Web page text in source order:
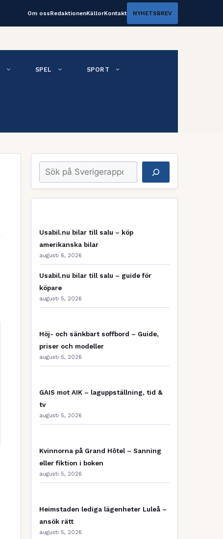
Om ossRedaktionenKällorKontakt NYHETSBREV
SPEL SPORT
Sök
Usabil.nu bilar till salu – köp
amerikanska bilar
augusti 6, 2026
Usabil.nu bilar till salu – guide för
köpare
augusti 5, 2026
Höj- och sänkbart soffbord – Guide,
priser och modeller
augusti 5, 2026
GAIS mot AIK – laguppställning, tid &
tv
augusti 5, 2026
Kvinnorna på Grand Hôtel – Sanning
eller fiktion i boken
augusti 5, 2026
Heimstaden lediga lägenheter Luleå –
ansök rätt
augusti 5, 2026